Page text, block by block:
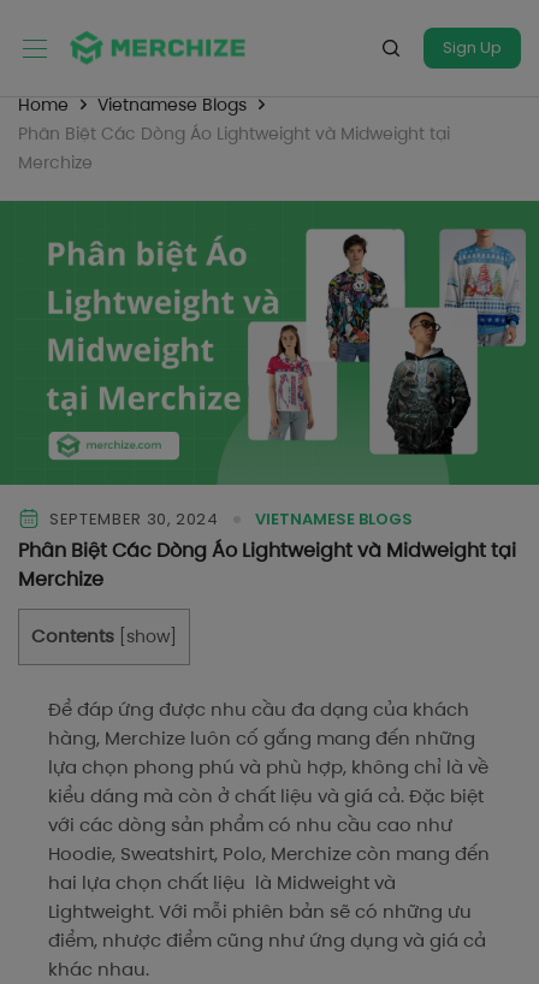
Sign Up
Home
Vietnamese Blogs
Phân Biệt Các Dòng Áo Lightweight và Midweight tại
Merchize
SEPTEMBER 30, 2024 VIETNAMESE BLOGS
Phân Biệt Các Dòng Áo Lightweight và Midweight tại
Merchize
Contents show
Để đáp ứng được nhu cầu đa dạng của khách
hàng, Merchize luôn cố gắng mang đến những
lựa chọn phong phú và phù hợp, không chỉ là về
kiểu dáng mà còn ở chất liệu và giá cả. Đặc biệt
với các dòng sản phẩm có nhu cầu cao như
Hoodie, Sweatshirt, Polo, Merchize còn mang đến
hai lựa chọn chất liệu là Midweight và
Lightweight. Với mỗi phiên bản sẽ có những ưu
điểm, nhược điểm cũng như ứng dụng và giá cả
khác nhau.